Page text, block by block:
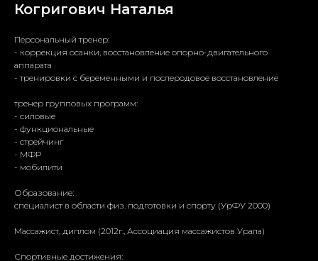
Когригович Наталья
Персональный тренер:
- коррекция осанки, восстановление опорно-двигательного
аппарата
- ⁠тренировки с беременными и послеродовое восстановление
тренер групповых программ:
- силовые
- ⁠функциональные
- ⁠стрейчинг
- ⁠МФР
- ⁠мобилити
Образование:
специалист в области физ. подготовки и спорту (УрФУ 2000)
Массажист, диплом (2012г., Ассоциация массажистов Урала)
Спортивные достижения: